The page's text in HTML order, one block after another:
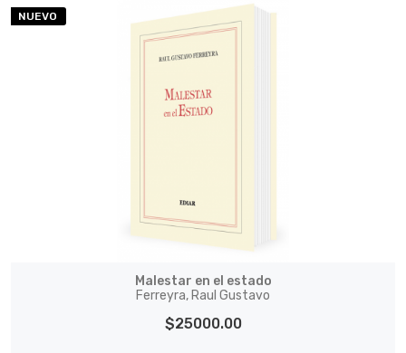
NUEVO
Malestar en el estado
Ferreyra, Raul Gustavo
$25000.00